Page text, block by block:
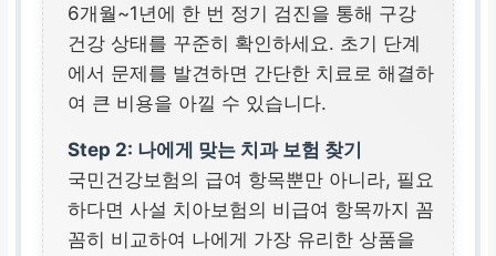
6개월~1년에 한 번 정기 검진을 통해 구강
건강 상태를 꾸준히 확인하세요. 초기 단계
에서 문제를 발견하면 간단한 치료로 해결하
여 큰 비용을 아낄 수 있습니다.
Step 2: 나에게 맞는 치과 보험 찾기
국민건강보험의 급여 항목뿐만 아니라, 필요
하다면 사설 치아보험의 비급여 항목까지 꼼
꼼히 비교하여 나에게 가장 유리한 상품을